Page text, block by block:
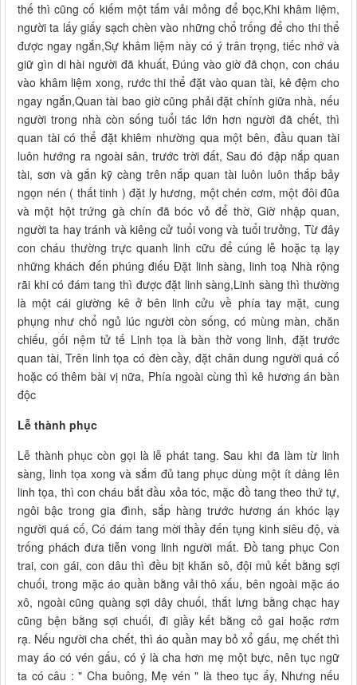
thế thì cũng cố kiếm một tấm vải mỏng để bọc,Khi khâm liệm,
người ta lấy giấy sạch chèn vào những chổ trống để cho thi thể
được ngay ngắn,Sự khâm liệm này có ý trân trọng, tiếc nhớ và
giữ gìn di hài người đã khuất, Đúng vào giờ đã chọn, con cháu
vào khâm liệm xong, rước thi thể đặt vào quan tài, kê đệm cho
ngay ngắn,Quan tài bao giờ cũng phải đặt chính giữa nhà, nếu
người trong nhà còn sống tuổi tác lớn hơn người đã chết, thì
quan tài có thể đặt khiêm nhường qua một bên, đầu quan tài
luôn hướng ra ngoài sân, trước trời đất, Sau đó đập nắp quan
tài, sơn và gắn kỹ càng trên nắp quan tài luôn luôn thắp bảy
ngọn nén ( thất tinh ) đặt ly hương, một chén cơm, một đôi đũa
và một hột trứng gà chín đã bóc vỏ để thờ, Giờ nhập quan,
người ta hay tránh và kiêng cử tuổi vong và tuổi trưởng, Từ đây
con cháu thường trực quanh linh cữu để cúng lễ hoặc tạ lạy
những khách đến phúng điếu Đặt linh sàng, linh toạ Nhà rộng
rãi khi có đám tang thì được đặt linh sàng,Linh sàng thì thường
là một cái giường kê ở bên linh cửu về phía tay mặt, cung
phụng như chổ ngủ lúc người còn sống, có mùng màn, chăn
chiếu, gối nệm tử tế Linh tọa là bàn thờ vong linh, đặt trước
quan tài, Trên linh tọa có đèn cầy, đặt chân dung người quá cố
hoặc có thêm bài vị nữa, Phía ngoài cùng thì kê hương án bàn
độc
Lễ thành phục
Lễ thành phục còn gọi là lễ phát tang. Sau khi đã làm từ linh
sàng, linh tọa xong và sắm đủ tang phục dùng một ít dâng lên
linh tọa, thì con cháu bắt đầu xỏa tóc, mặc đồ tang theo thứ tự,
ngôi bậc trong gia đình, sắp hàng trước hương án khóc lạy
người quá cố, Có đám tang mời thầy đến tụng kinh siêu độ, và
trống phách đưa tiễn vong linh người mất. Đồ tang phục Con
trai, con gái, con dâu thì đều bịt khăn sô, đội mủ kết bằng sợi
chuối, trong mặc áo quần bằng vải thô xấu, bên ngoài mặc áo
xô, ngoài cũng quàng sợi dây chuối, thắt lưng bằng chạc hay
cũng bện bằng sợi chuối, đi giầy kết bằng cỏ gai hoặc rơm
rạ. Nếu người cha chết, thì áo quần may bỏ xổ gấu, mẹ chết thì
may áo có vén gấu, có ý là cha hơn mẹ một bực, nên tục ngữ
ta có câu : " Cha buông, Mẹ vén " là theo tục ấy, Nhưng nếu